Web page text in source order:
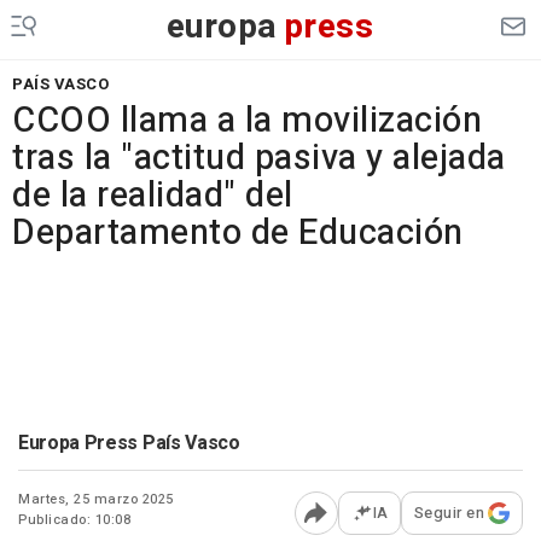
europa press
PAÍS VASCO
CCOO llama a la movilización
tras la "actitud pasiva y alejada
de la realidad" del
Departamento de Educación
Europa Press País Vasco
Martes, 25 marzo 2025
Publicado: 10:08
Abrir opciones para
IA Seguir en